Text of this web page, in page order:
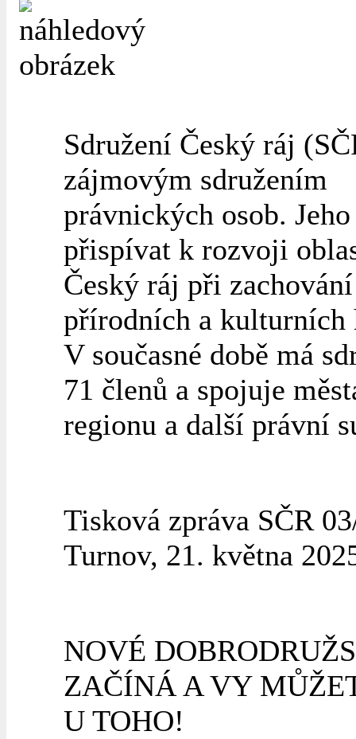
Sdružení Český ráj
zájmovým sdružením
právnických osob.
přispívat k rozvoji
Český ráj při zachování
přírodních a kulturních
V současné době má
71 členů a spojuje
regionu a další právní
Tisková zpráva SČR
Turnov, 21. května
NOVÉ
ZAČÍNÁ A VY
U TOHO!